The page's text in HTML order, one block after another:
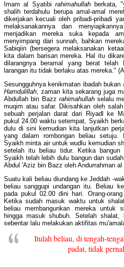
Imam al Syatibi rahimahullahberkata,
shalih terdahulu berupa amal-amal
dikerjakan kecuali oleh pribadi-pribadi
melaksanakannya dan
menjadikan mereka suka kepada
menyimpang dari sunnah, bahkan
Sabiqiin (bersegera melaksanakan
kita dalam barisan mereka. Hal itu
dilarangnya beramal yang berat
larangan itu tidak berlaku atas mereka."
Sesungguhnya kenikmatan ibadah
Hamdulillah, zaman kita sekarang juga
Abdullah bin Bazz rahimahullahselalu
muqim atau safar. Dikisahkan oleh
sebuah perjalan darat dari Riyadl ke
pukul 24.00 waktu setempat, Syaikh
dulu di sini kemudian kita lanjutkan
yang dalam rombongan beliau setuju.
Syaikh minta air untuk wudlu kemudian
setelah itu beliau tidur. Ketika bangun
Syaikh telah lebih dulu bangun dan
Abdul 'Aziz bin Bazz oleh Andurrahman al
Suatu kali beliau diundang ke Jeddah -
beliau sanggupi undangan itu. Beliau
pada pukul 02.00 dini hari. Orang-
Ketika sudah masuk waktu untuk
beliau membangunkan mereka untuk
hingga masuk shubuh. Setelah shalat,
sebentar lalu melakukan aktifitas
Itulah beliau, di tengah-
padat, tidak